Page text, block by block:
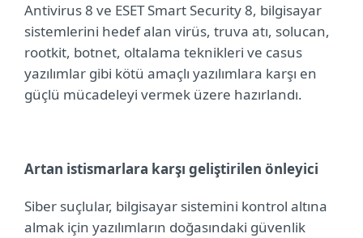
Antivirus 8 ve ESET Smart Security 8, bilgisayar
sistemlerini hedef alan virüs, truva atı, solucan,
rootkit, botnet, oltalama teknikleri ve casus
yazılımlar gibi kötü amaçlı yazılımlara karşı en
güçlü mücadeleyi vermek üzere hazırlandı.
Artan istismarlara karşı geliştirilen önleyici
Siber suçlular, bilgisayar sistemini kontrol altına
almak için yazılımların doğasındaki güvenlik